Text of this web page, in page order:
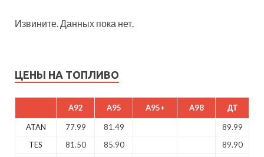
Извините. Данных пока нет.
ЦЕНЫ НА ТОПЛИВО
A92 A95 A95+ A98 ДТ
ATAN 77.99 81.49
89.99
TES
81.50 85.90
89.90